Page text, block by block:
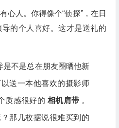
心人。你得像个“侦探”，在日
的个人喜好。这才是送礼的
是不是总在朋友圈晒他新
送一本他喜欢的摄影师
质感很好的 相机肩带 。
那几枚据说很难买到的